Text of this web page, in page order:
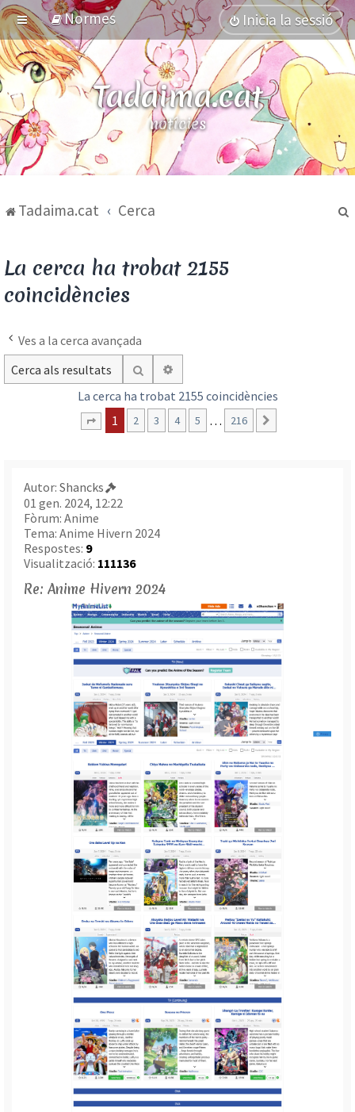
Normes Inicia la sessió
Tadaima.cat
notícies
debat
Tadaima.cat Cerca
La cerca ha trobat 2155
coincidències
Ves a la cerca avançada
Cerca
La cerca ha trobat 2155 coincidències
Pàgina 1de216
1 2 3 4 5 … 216
Autor: Shancks
01 gen. 2024, 12:22
Fòrum: Anime
Tema: Anime Hivern 2024
Respostes: 9
Visualització: 111136
Re: Anime Hivern 2024